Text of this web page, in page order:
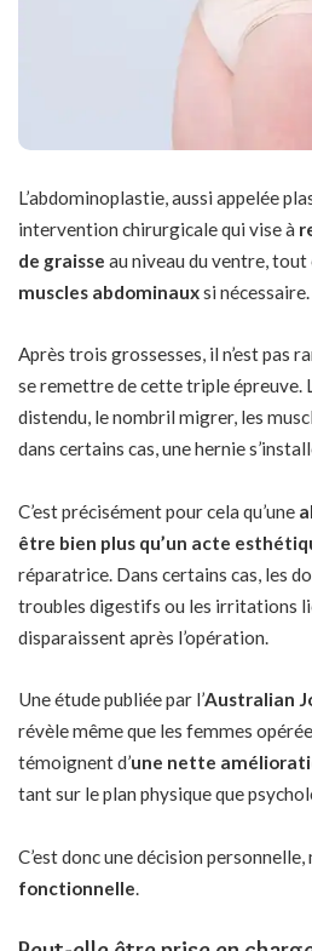
L’abdominoplastie, aussi appelée
intervention chirurgicale qui vise à
de graisse au niveau du ventre, tout
muscles abdominauxsi nécessaire.
Après trois grossesses, il n’est pas
se remettre de cette triple épreuve.
distendu, le nombril migrer, les
dans certains cas, une hernie
C’est précisément pour cela qu’une
être bien plus qu’un acte
réparatrice. Dans certains cas, les
troubles digestifs ou les irritations
disparaissent après l’opération.
Une étude publiée par l’Australian
révèle même que les femmes
témoignent d’une nette
tant sur le plan physique que
C’est donc une décision
fonctionnelle.